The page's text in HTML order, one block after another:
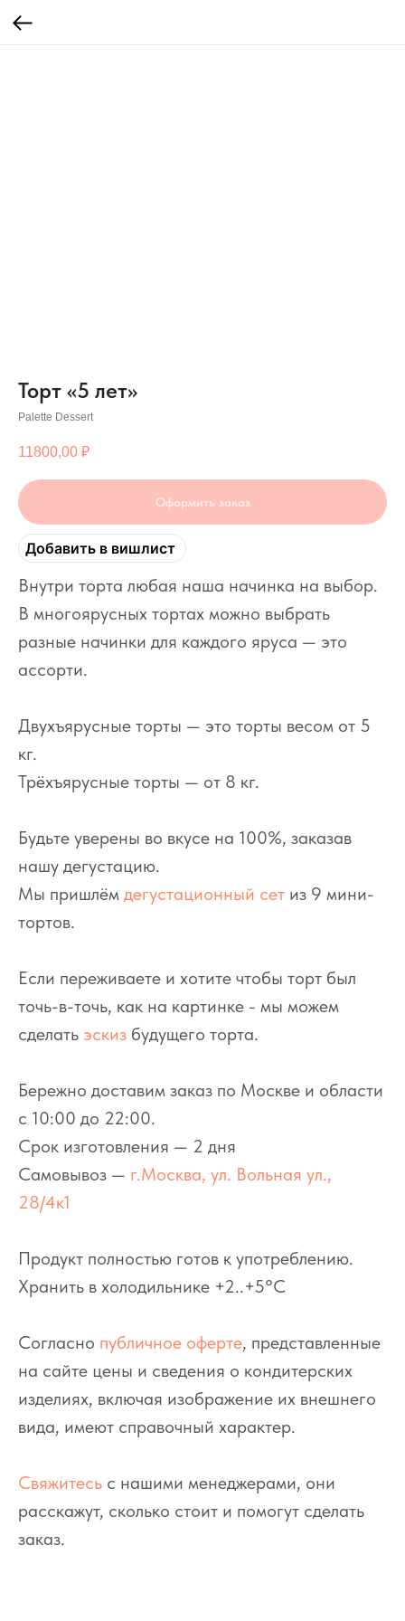
Торт «5 лет»
Palette Dessert
11800,00 ₽
Оформить заказ
Добавить в вишлист
Внутри торта любая наша начинка на выбор.
В многоярусных тортах можно выбрать
разные начинки для каждого яруса — это
ассорти.
Двухъярусные торты — это торты весом от 5
кг.
Трёхъярусные торты — от 8 кг.
Будьте уверены во вкусе на 100%, заказав
нашу дегустацию.
Мы пришлём дегустационный сет из 9 мини-
тортов.
Если переживаете и хотите чтобы торт был
точь-в-точь, как на картинке - мы можем
сделать эскиз будущего торта.
Бережно доставим заказ по Москве и области
с 10:00 до 22:00.
Срок изготовления — 2 дня
Самовывоз — г.Москва, ул. Вольная ул.,
28/4к1
Продукт полностью готов к употреблению.
Хранить в холодильнике +2..+5°C
Согласно публичное оферте, представленные
на сайте цены и сведения о кондитерских
изделиях, включая изображение их внешнего
вида, имеют справочный характер.
Свяжитесь с нашими менеджерами, они
расскажут, сколько стоит и помогут сделать
заказ.